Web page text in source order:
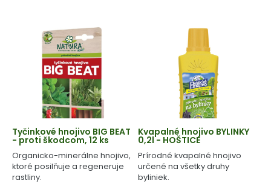
Tyčinkové hnojivo BIG BEAT
- proti škodcom, 12 ks
Organicko-minerálne hnojivo,
ktoré posilňuje a regeneruje
rastliny.
Kvapalné hnojivo BYLINKY
0,2l - HOŠTICE
Prírodné kvapalné hnojivo
určené na všetky druhy
byliniek.